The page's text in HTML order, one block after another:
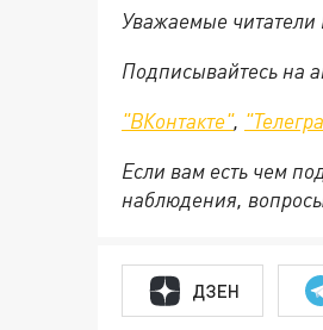
Уважаемые читатели
Подписывайтесь на
"ВКонтакте",
Если вам есть чем
наблюдения,
ДЗЕН